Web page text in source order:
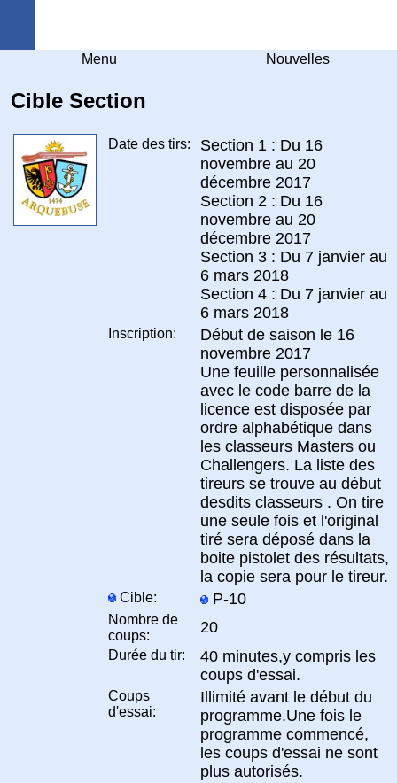
Menu Nouvelles
Cible Section
Date des tirs:
Section 1 : Du 16
novembre au 20
décembre 2017
Section 2 : Du 16
novembre au 20
décembre 2017
Section 3 : Du 7 janvier au
6 mars 2018
Section 4 : Du 7 janvier au
6 mars 2018
Inscription:
Début de saison le 16
novembre 2017
Une feuille personnalisée
avec le code barre de la
licence est disposée par
ordre alphabétique dans
les classeurs Masters ou
Challengers. La liste des
tireurs se trouve au début
desdits classeurs . On tire
une seule fois et l'original
tiré sera déposé dans la
boite pistolet des résultats,
la copie sera pour le tireur.
Cible: P-10
Nombre de
coups:
20
Durée du tir:
40 minutes,y compris les
coups d'essai.
Coups
d'essai:
Illimité avant le début du
programme.Une fois le
programme commencé,
les coups d'essai ne sont
plus autorisés.